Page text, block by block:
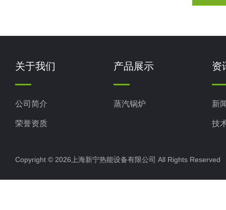
关于我们
公司简介
荣誉资质
产品展示
蒸汽锅炉
资
新
技
Copyright © 2026上海新宁热能设备有限公司 All Rights